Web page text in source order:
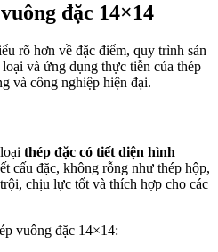
đặc 14×14
rõ hơn về đặc điểm, quy trình sản
và ứng dụng thực tiễn của thép
và công nghiệp hiện đại.
thép đặc có tiết diện hình
cấu đặc, không rỗng như thép hộp,
chịu lực tốt và thích hợp cho các
vuông đặc 14×14: